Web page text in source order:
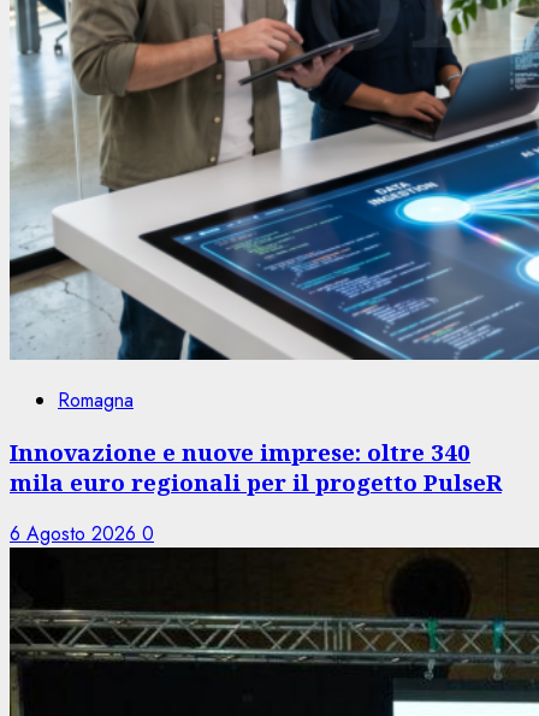
Romagna
Innovazione e nuove imprese: oltre 340
mila euro regionali per il progetto PulseR
6 Agosto 2026 0